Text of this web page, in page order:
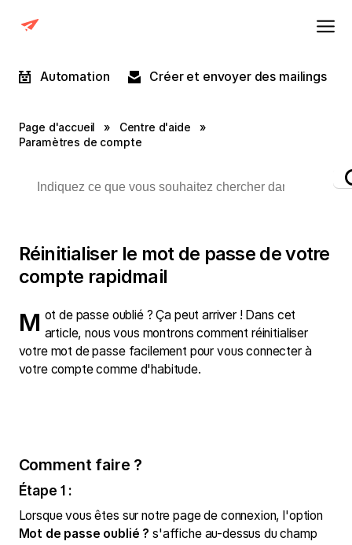
Automation Créer et envoyer des mailings
Page d'accueil » Centre d'aide
»
Paramètres de compte
Réinitialiser le mot de passe de votre
compte rapidmail
Mot de passe oublié ? Ça peut arriver ! Dans cet article, nous vous montrons comment réinitialiser
votre mot de passe facilement pour vous connecter à
votre compte comme d'habitude.
Comment faire ?
Étape 1 :
Lorsque vous êtes sur notre page de connexion, l'option
Mot de passe oublié ? s'affiche au-dessus du champ